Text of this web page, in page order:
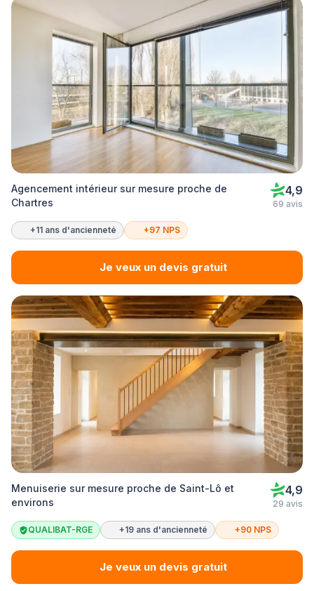
Agencement intérieur sur mesure proche de
Chartres
4,9
69 avis
+11 ans d'ancienneté +97 NPS
Je veux un devis gratuit
Menuiserie sur mesure proche de Saint-Lô et
environs
4,9
29 avis
QUALIBAT-RGE +19 ans d'ancienneté +90 NPS
Je veux un devis gratuit